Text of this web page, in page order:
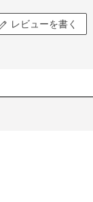
レビューを書く